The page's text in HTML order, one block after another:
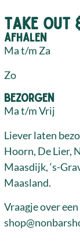
Take out
Afhalen
Ma t/m Za
Zo
Bezorgen
Ma t/m Vrij
Liever laten
Hoorn, De Lier,
Maasdijk, ‘s-
Maasland.
Vraagje over